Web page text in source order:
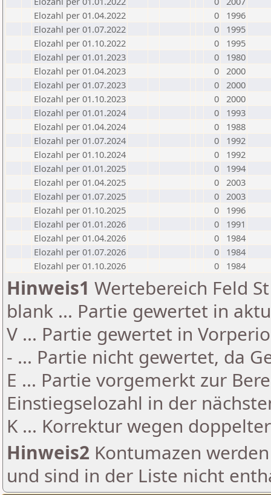
Elozahl per 01.04.2022
0
1996
Elozahl per 01.07.2022
0
1995
Elozahl per 01.10.2022
0
1995
Elozahl per 01.01.2023
0
1980
Elozahl per 01.04.2023
0 2000
Elozahl per 01.07.2023
0 2000
Elozahl per 01.10.2023
0 2000
Elozahl per 01.01.2024
0
1993
Elozahl per 01.04.2024
0
1988
Elozahl per 01.07.2024
0
1992
Elozahl per 01.10.2024
0
1992
Elozahl per 01.01.2025
0
1994
Elozahl per 01.04.2025
0 2003
Elozahl per 01.07.2025
0 2003
Elozahl per 01.10.2025
0
1996
Elozahl per 01.01.2026
0
1991
Elozahl per 01.04.2026
0
1984
Elozahl per 01.07.2026
0
1984
Elozahl per 01.10.2026
0 1984
Hinweis1 Wertebereich Feld
blank ... Partie gewertet in
V ... Partie gewertet in
- ... Partie nicht gewertet, da
E ... Partie vorgemerkt zur
Einstiegselozahl in der
K ... Korrektur wegen
Hinweis2 Kontumazen
und sind in der Liste nicht